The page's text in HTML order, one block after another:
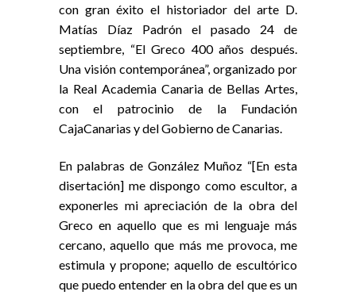
con gran éxito el historiador del arte D.
Matías Díaz Padrón el pasado 24 de
septiembre, “El Greco 400 años después.
Una visión contemporánea”, organizado por
la Real Academia Canaria de Bellas Artes,
con el patrocinio de la Fundación
CajaCanarias y del Gobierno de Canarias.
En palabras de González Muñoz “[En esta
disertación] me dispongo como escultor, a
exponerles mi apreciación de la obra del
Greco en aquello que es mi lenguaje más
cercano, aquello que más me provoca, me
estimula y propone; aquello de escultórico
que puedo entender en la obra del que es un